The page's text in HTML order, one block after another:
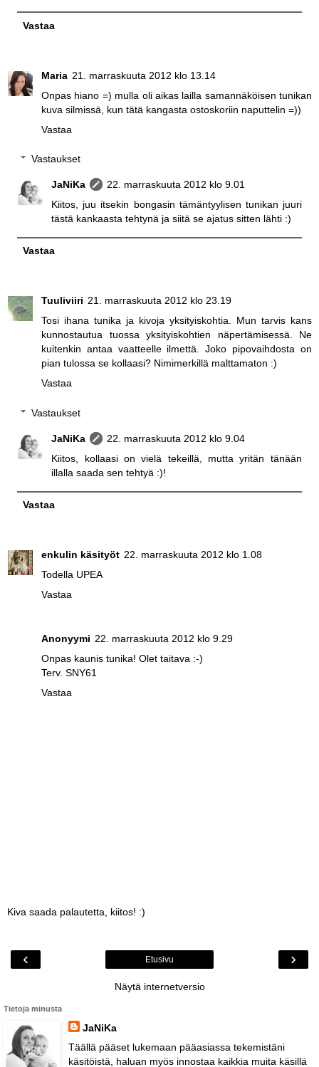
Vastaa
Maria 21. marraskuuta 2012 klo 13.14
Onpas hiano =) mulla oli aikas lailla samannäköisen tunikan
kuva silmissä, kun tätä kangasta ostoskoriin naputtelin =))
Vastaa
Vastaukset
JaNiKa
22. marraskuuta 2012 klo 9.01
Kiitos, juu itsekin bongasin tämäntyylisen tunikan juuri
tästä kankaasta tehtynä ja siitä se ajatus sitten lähti :)
Vastaa
Tuuliviiri 21. marraskuuta 2012 klo 23.19
Tosi ihana tunika ja kivoja yksityiskohtia. Mun tarvis kans
kunnostautua tuossa yksityiskohtien näpertämisessä. Ne
kuitenkin antaa vaatteelle ilmettä. Joko pipovaihdosta on
pian tulossa se kollaasi? Nimimerkillä malttamaton :)
Vastaa
Vastaukset
JaNiKa
22. marraskuuta 2012 klo 9.04
Kiitos, kollaasi on vielä tekeillä, mutta yritän tänään
illalla saada sen tehtyä :)!
Vastaa
enkulin käsityöt 22. marraskuuta 2012 klo 1.08
Todella UPEA
Vastaa
Anonyymi 22. marraskuuta 2012 klo 9.29
Onpas kaunis tunika! Olet taitava :-)
Terv. SNY61
Vastaa
Kiva saada palautetta, kiitos! :)
‹ ›
Etusivu
Näytä internetversio
Tietoja minusta
JaNiKa
Täällä pääset lukemaan pääasiassa tekemistäni
käsitöistä, haluan myös innostaa kaikkia muita käsillä